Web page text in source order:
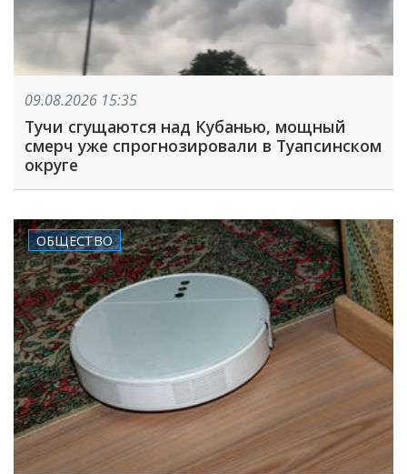
09.08.2026 15:35
Тучи сгущаются над Кубанью, мощный
смерч уже спрогнозировали в Туапсинском
округе
ОБЩЕСТВО